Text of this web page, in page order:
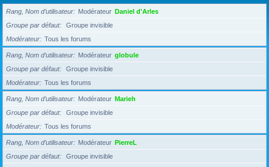
Rang, Nom d’utilisateur Modérateur Daniel d'Arles
Groupe par défaut
Groupe invisible
Modérateur
Tous les forums
Rang, Nom d’utilisateur Modérateur globule
Groupe par défaut
Groupe invisible
Modérateur
Tous les forums
Rang, Nom d’utilisateur Modérateur Marieh
Groupe par défaut
Groupe invisible
Modérateur
Tous les forums
Rang, Nom d’utilisateur Modérateur PierreL
Groupe par défaut
Groupe invisible